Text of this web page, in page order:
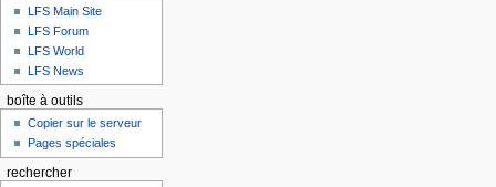
LFS Main Site
LFS Forum
LFS World
LFS News
boîte à outils
Copier sur le serveur
Pages spéciales
rechercher